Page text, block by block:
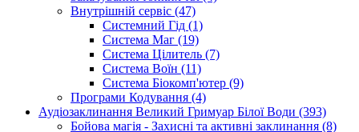
Внутрішній сервіс (47)
Системний Гід (1)
Система Маг (19)
Система Цілитель (7)
Система Воїн (11)
Система Біокомп'ютер (9)
Програми Кодування (4)
Аудіозаклинання Великий Гримуар Білої Води (393)
Бойова магія - Захисні та активні заклинання (8)